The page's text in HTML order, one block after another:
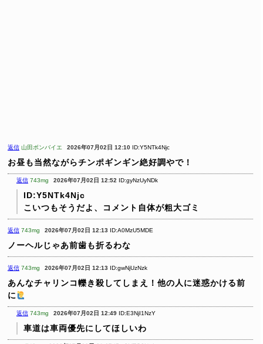
返信 山田ボンバイエ 2026年07月02日 12:10 ID:Y5NTk4Njc
お昼も当然ながらチンポギンギン絶好調やで！
返信 743mg 2026年07月02日 12:52 ID:gyNzUyNDk
ID:Y5NTk4Njc
こいつもそうだよ、コメント自体が粗大ゴミ
返信 743mg 2026年07月02日 12:13 ID:A0MzU5MDE
ノーヘルじゃあ前歯も折るわな
返信 743mg 2026年07月02日 12:13 ID:gwNjUzNzk
あんなチャリンコ轢き殺してしまえ！他の人に迷惑かける前
に
返信 743mg 2026年07月02日 12:49 ID:E3NjI1NzY
車道は車両優先にしてほしいわ